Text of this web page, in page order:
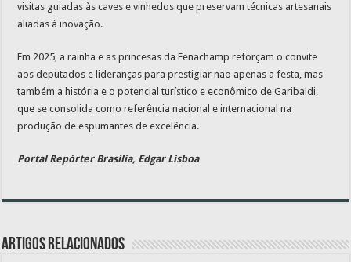
visitas guiadas às caves e vinhedos que preservam técnicas artesanais
aliadas à inovação.
Em 2025, a rainha e as princesas da Fenachamp reforçam o convite
aos deputados e lideranças para prestigiar não apenas a festa, mas
também a história e o potencial turístico e econômico de Garibaldi,
que se consolida como referência nacional e internacional na
produção de espumantes de excelência.
Portal Repórter Brasília, Edgar Lisboa
Artigos relacionados